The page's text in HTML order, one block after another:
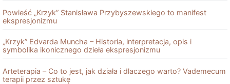
Powieść „Krzyk” Stanisława Przybyszewskiego to manifest
ekspresjonizmu
„Krzyk” Edvarda Muncha – Historia, interpretacja, opis i
symbolika ikonicznego dzieła ekspresjonizmu
Arteterapia – Co to jest, jak działa i dlaczego warto? Vademecum
terapii przez sztukę